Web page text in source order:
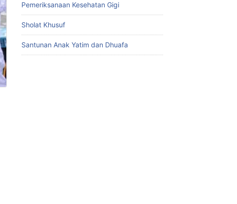
Pemeriksanaan Kesehatan Gigi
Sholat Khusuf
Santunan Anak Yatim dan Dhuafa